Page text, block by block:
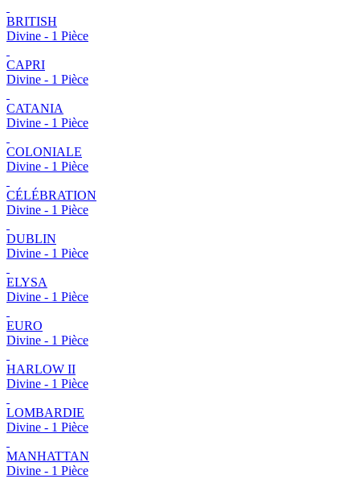
BRITISH
Divine - 1 Pièce
CAPRI
Divine - 1 Pièce
CATANIA
Divine - 1 Pièce
COLONIALE
Divine - 1 Pièce
CÉLÉBRATION
Divine - 1 Pièce
DUBLIN
Divine - 1 Pièce
ELYSA
Divine - 1 Pièce
EURO
Divine - 1 Pièce
HARLOW II
Divine - 1 Pièce
LOMBARDIE
Divine - 1 Pièce
MANHATTAN
Divine - 1 Pièce